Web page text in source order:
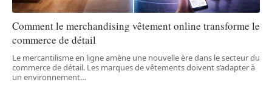
Comment le merchandising vêtement online transforme le
commerce de détail
Le mercantilisme en ligne amène une nouvelle ère dans le secteur du
commerce de détail. Les marques de vêtements doivent s’adapter à
un environnement…